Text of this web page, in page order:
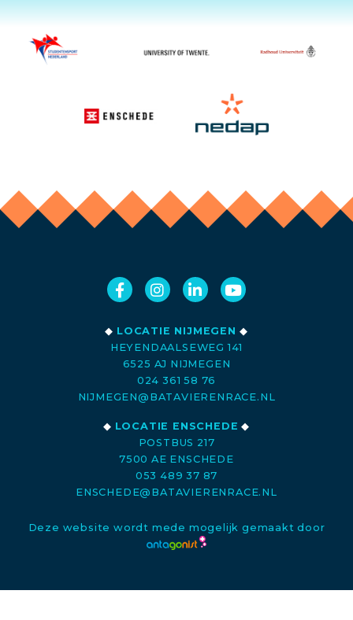
◆ LOCATIE NIJMEGEN ◆
HEYENDAALSEWEG 141
6525 AJ NIJMEGEN
024 361 58 76
NIJMEGEN@BATAVIERENRACE.NL
◆ LOCATIE ENSCHEDE ◆
POSTBUS 217
7500 AE ENSCHEDE
053 489 37 87
ENSCHEDE@BATAVIERENRACE.NL
Deze website wordt mede mogelijk gemaakt door